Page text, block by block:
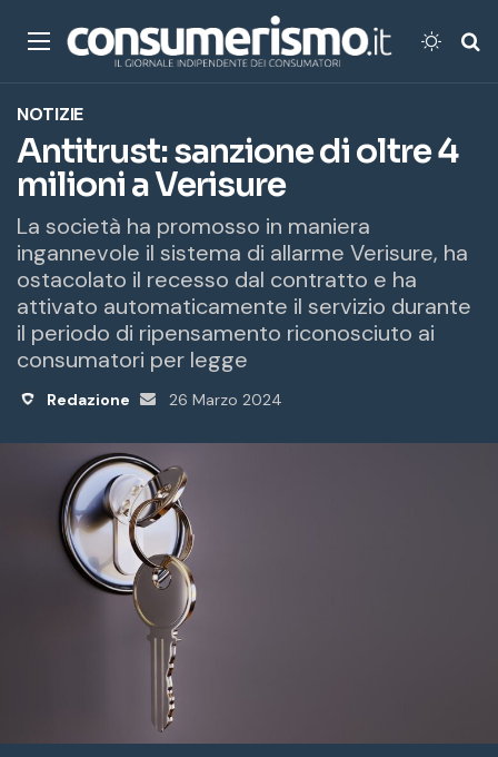
Menu
NOTIZIE
Antitrust: sanzione di oltre 4
milioni a Verisure
La società ha promosso in maniera
ingannevole il sistema di allarme Verisure, ha
ostacolato il recesso dal contratto e ha
attivato automaticamente il servizio durante
il periodo di ripensamento riconosciuto ai
consumatori per legge
Redazione
Invia
26 Marzo 2024